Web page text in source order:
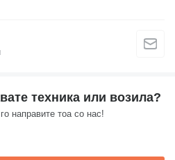
техника или возила?
направите тоа со нас!